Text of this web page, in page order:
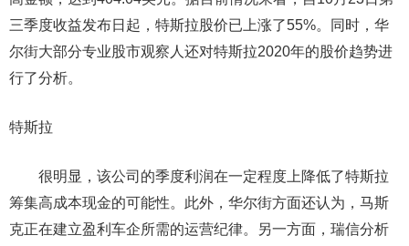
三季度收益发布日起，特斯拉股价已上涨了55%。同时，华
尔街大部分专业股市观察人还对特斯拉2020年的股价趋势进
行了分析。
特斯拉
很明显，该公司的季度利润在一定程度上降低了特斯拉
筹集高成本现金的可能性。此外，华尔街方面还认为，马斯
克正在建立盈利车企所需的运营纪律。另一方面，瑞信分析